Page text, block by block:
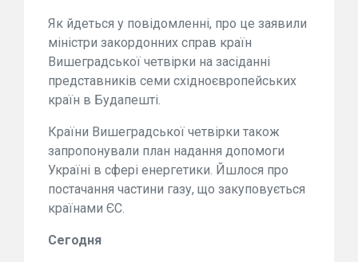
Як йдеться у повідомленні, про це заявили
міністри закордонних справ країн
Вишеградської четвірки на засіданні
представників семи східноєвропейських
країн в Будапешті.
Країни Вишеградської четвірки також
запропонували план надання допомоги
Україні в сфері енергетики. Йшлося про
постачання частини газу, що закуповується
країнами ЄС.
Сегодня